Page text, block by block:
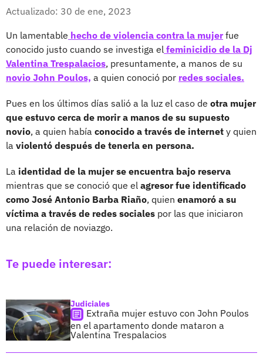
Facebook
X
Actualizado: 30 de ene, 2023
Un lamentable hecho de violencia contra la mujer fue
conocido justo cuando se investiga el feminicidio de la Dj
Valentina Trespalacios, presuntamente, a manos de su
novio John Poulos, a quien conoció por redes sociales.
Pues en los últimos días salió a la luz el caso de otra mujer
que estuvo cerca de morir a manos de su supuesto
novio, a quien había conocido a través de internet y quien
la violentó después de tenerla en persona.
La identidad de la mujer se encuentra bajo reserva
mientras que se conoció que el agresor fue identificado
como José Antonio Barba Riaño, quien enamoró a su
víctima a través de redes sociales por las que iniciaron
una relación de noviazgo.
Te puede interesar:
Judiciales
Extraña mujer estuvo con John Poulos
en el apartamento donde mataron a
Valentina Trespalacios